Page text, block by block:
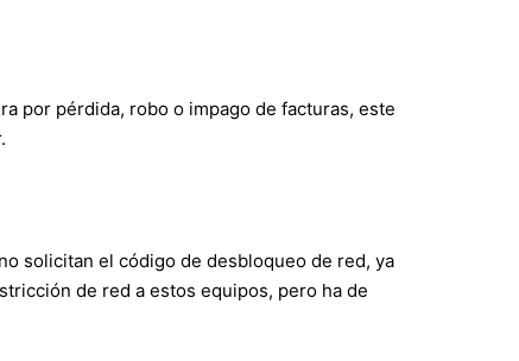
por pérdida, robo o impago de facturas, este
solicitan el código de desbloqueo de red, ya
de red a estos equipos, pero ha de